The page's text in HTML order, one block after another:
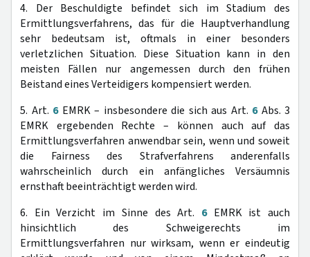
4. Der Beschuldigte befindet sich im Stadium des
Ermittlungsverfahrens, das für die Hauptverhandlung
sehr bedeutsam ist, oftmals in einer besonders
verletzlichen Situation. Diese Situation kann in den
meisten Fällen nur angemessen durch den frühen
Beistand eines Verteidigers kompensiert werden.
5. Art. 6EMRK – insbesondere die sich aus Art. 6Abs. 3
EMRK ergebenden Rechte – können auch auf das
Ermittlungsverfahren anwendbar sein, wenn und soweit
die Fairness des Strafverfahrens anderenfalls
wahrscheinlich durch ein anfängliches Versäumnis
ernsthaft beeinträchtigt werden wird.
6. Ein Verzicht im Sinne des Art. 6EMRK ist auch
hinsichtlich des Schweigerechts im
Ermittlungsverfahren nur wirksam, wenn er eindeutig